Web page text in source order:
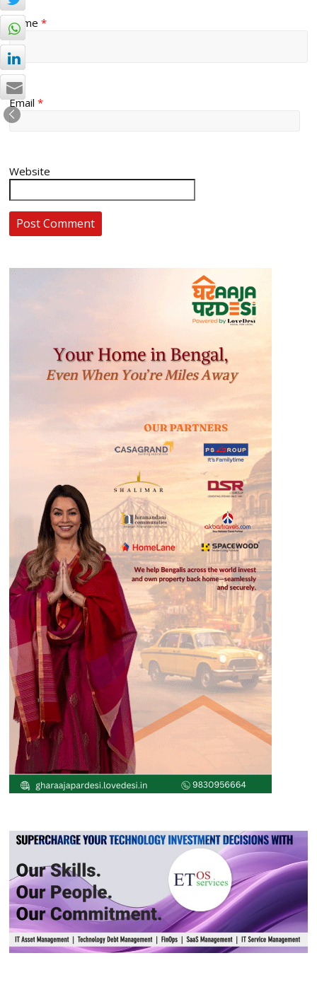
Name*
Email*
Website